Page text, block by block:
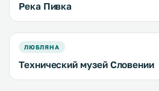
Река Пивка
ЛЮБЛЯНА
Технический музей Словении